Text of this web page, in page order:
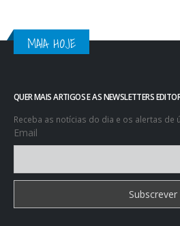
MAIA HOJE
QUER MAIS ARTIGOS E AS NEWSLETTERS
Receba as notícias do dia e os alertas de
Email